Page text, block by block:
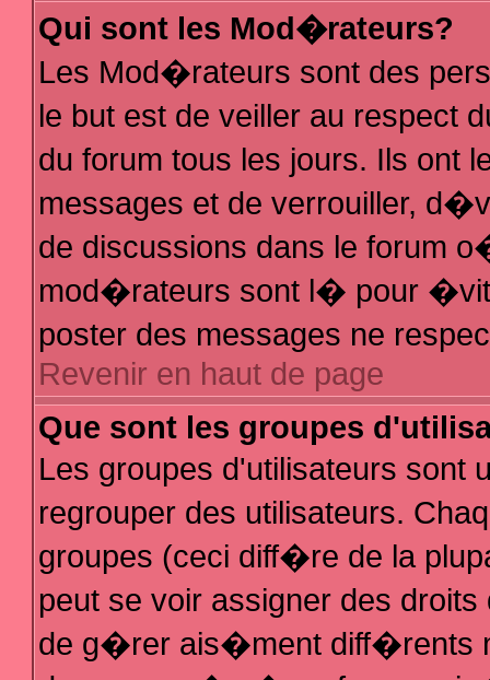
Qui sont les Mod�rateurs?
Les Mod�rateurs sont des
le but est de veiller au respect
du forum tous les jours. Ils ont
messages et de verrouiller,
de discussions dans le forum
mod�rateurs sont l� pour
poster des messages ne
Revenir en haut de page
Que sont les groupes
Les groupes d'utilisateurs sont
regrouper des utilisateurs.
groupes (ceci diff�re de la
peut se voir assigner des
de g�rer ais�ment diff�rents